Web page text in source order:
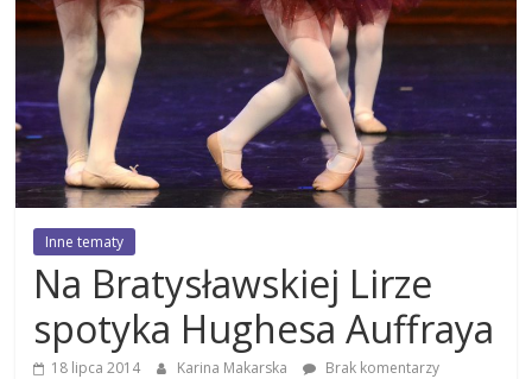
Inne tematy
Na Bratysławskiej Lirze
spotyka Hughesa Auffraya
18 lipca 2014 Karina Makarska Brak komentarzy